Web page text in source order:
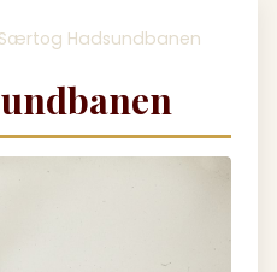
Særtog Hadsundbanen